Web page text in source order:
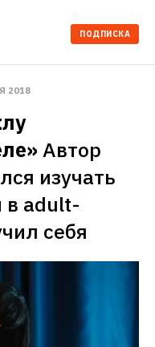
ПОДПИСКА
2018
Автор
изучать
adult-
себя